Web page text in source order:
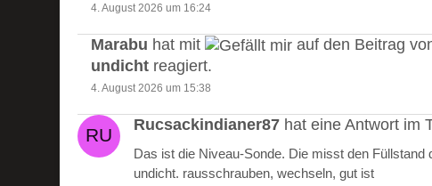
4. August 2026 um 16:24
Marabu hat mit auf den Beitrag
undicht reagiert.
4. August 2026 um 15:38
Rucsackindianer87 hat eine Antwort im
Das ist die Niveau-Sonde. Die misst den
undicht. rausschrauben, wechseln, gut ist